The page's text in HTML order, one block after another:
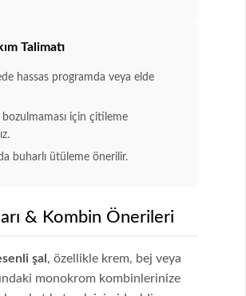
Talimatı
hassas programda veya elde
için çitileme
buharlı ütüleme önerilir.
& Kombin Önerileri
şal , özellikle krem, bej veya
monokrom kombinlerinize